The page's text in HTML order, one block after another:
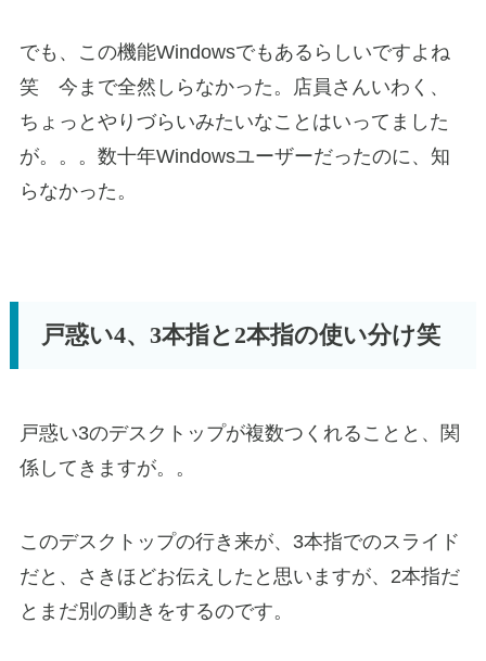
でも、この機能Windowsでもあるらしいですよね
笑 今まで全然しらなかった。店員さんいわく、
ちょっとやりづらいみたいなことはいってました
が。。。数十年Windowsユーザーだったのに、知
らなかった。
戸惑い4、3本指と2本指の使い分け笑
戸惑い3のデスクトップが複数つくれることと、関
係してきますが。。
このデスクトップの行き来が、3本指でのスライド
だと、さきほどお伝えしたと思いますが、2本指だ
とまだ別の動きをするのです。